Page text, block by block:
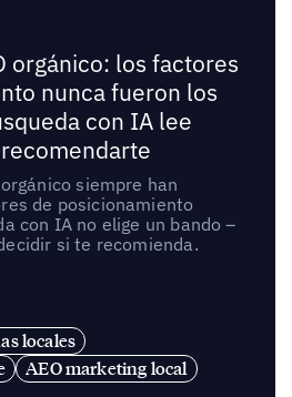
orgánico: los factores
nunca fueron los
con IA lee
orgánico siempre han
de posicionamiento
con IA no elige un bando –
si te recomienda.
locales
AEO marketing local